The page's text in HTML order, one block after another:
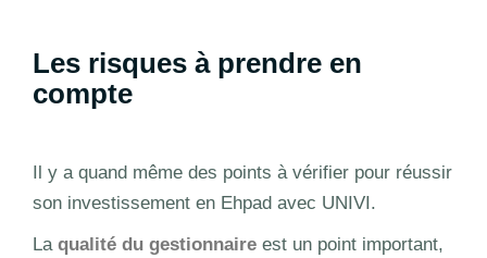
Les risques à prendre en
compte
Il y a quand même des points à vérifier pour réussir
son investissement en Ehpad avec UNIVI.
La qualité du gestionnaire est un point important,